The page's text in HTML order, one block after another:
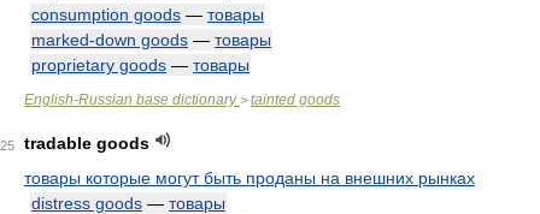
consumption goods — товары
marked-down goods — товары
proprietary goods — товары
English-Russian base dictionary> tainted goods
tradable goods
товары которые могут быть проданы на внешних рынках
distress goods — товары